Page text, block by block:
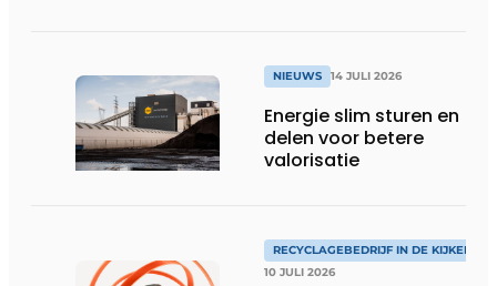
NIEUWS 14 JULI 2026
Energie slim sturen en
delen voor betere
valorisatie
RECYCLAGEBEDRIJF IN DE KIJKER
10 JULI 2026